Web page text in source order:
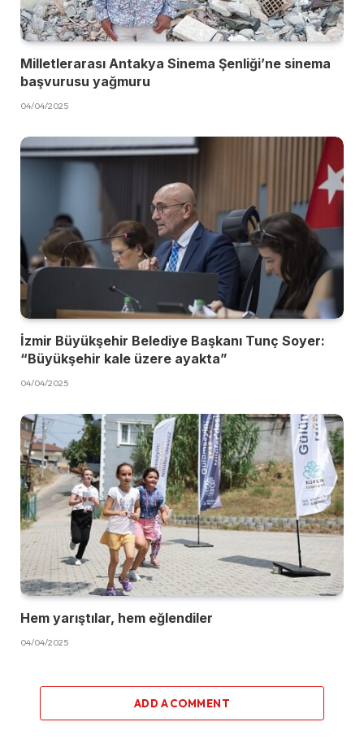
Milletlerarası Antakya Sinema Şenliği’ne sinema
başvurusu yağmuru
04/04/2025
İzmir Büyükşehir Belediye Başkanı Tunç Soyer:
“Büyükşehir kale üzere ayakta”
04/04/2025
Hem yarıştılar, hem eğlendiler
04/04/2025
ADD A COMMENT